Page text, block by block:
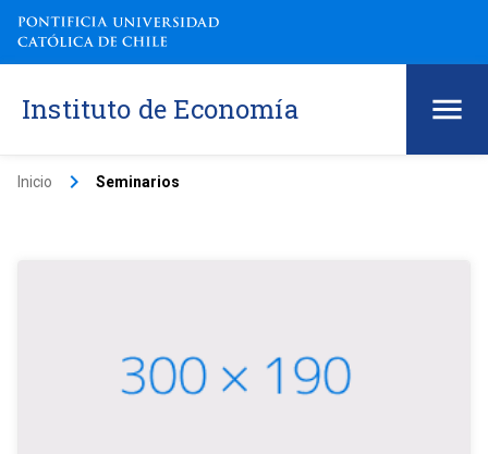
Instituto de Economía
Inicio keyboard_arrow_right Seminarios